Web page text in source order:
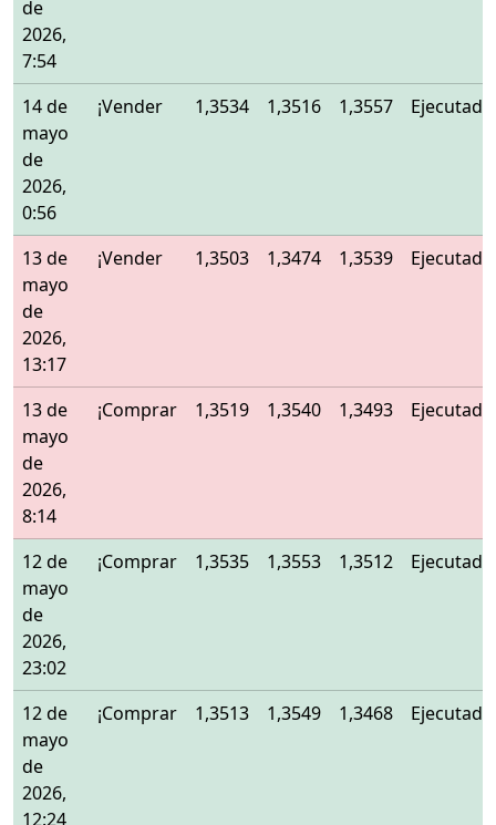
de
2026,
7:54
14 de
mayo
de
2026,
0:56
¡Vender 1,3534 1,3516 1,3557 Ejecutado
13 de
mayo
de
2026,
13:17
¡Vender 1,3503 1,3474 1,3539 Ejecutado
13 de
mayo
de
2026,
8:14
¡Comprar 1,3519 1,3540 1,3493 Ejecutado
12 de
mayo
de
2026,
23:02
¡Comprar 1,3535 1,3553 1,3512 Ejecutado
12 de
mayo
de
2026,
12:24
¡Comprar 1,3513 1,3549 1,3468 Ejecutado